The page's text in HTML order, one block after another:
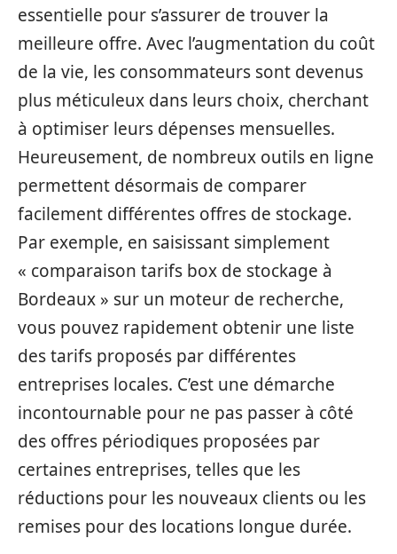
essentielle pour s’assurer de trouver la
meilleure offre. Avec l’augmentation du coût
de la vie, les consommateurs sont devenus
plus méticuleux dans leurs choix, cherchant
à optimiser leurs dépenses mensuelles.
Heureusement, de nombreux outils en ligne
permettent désormais de comparer
facilement différentes offres de stockage.
Par exemple, en saisissant simplement
« comparaison tarifs box de stockage à
Bordeaux » sur un moteur de recherche,
vous pouvez rapidement obtenir une liste
des tarifs proposés par différentes
entreprises locales. C’est une démarche
incontournable pour ne pas passer à côté
des offres périodiques proposées par
certaines entreprises, telles que les
réductions pour les nouveaux clients ou les
remises pour des locations longue durée.